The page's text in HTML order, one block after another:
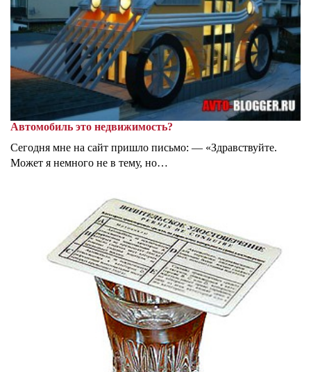
Автомобиль это недвижимость?
Сегодня мне на сайт пришло письмо: — «Здравствуйте.
Может я немного не в тему, но…